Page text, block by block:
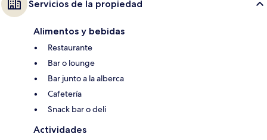
Servicios de la propiedad
Alimentos y bebidas
Restaurante
Bar o lounge
Bar junto a la alberca
Cafetería
Snack bar o deli
Actividades